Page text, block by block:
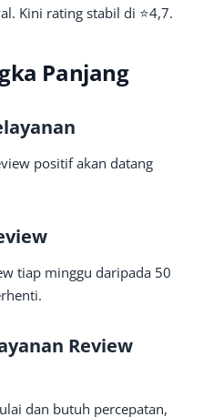
Kini rating stabil di ⭐4,7.
Panjang
positif akan datang
tiap minggu daripada 50
Review
dan butuh percepatan,